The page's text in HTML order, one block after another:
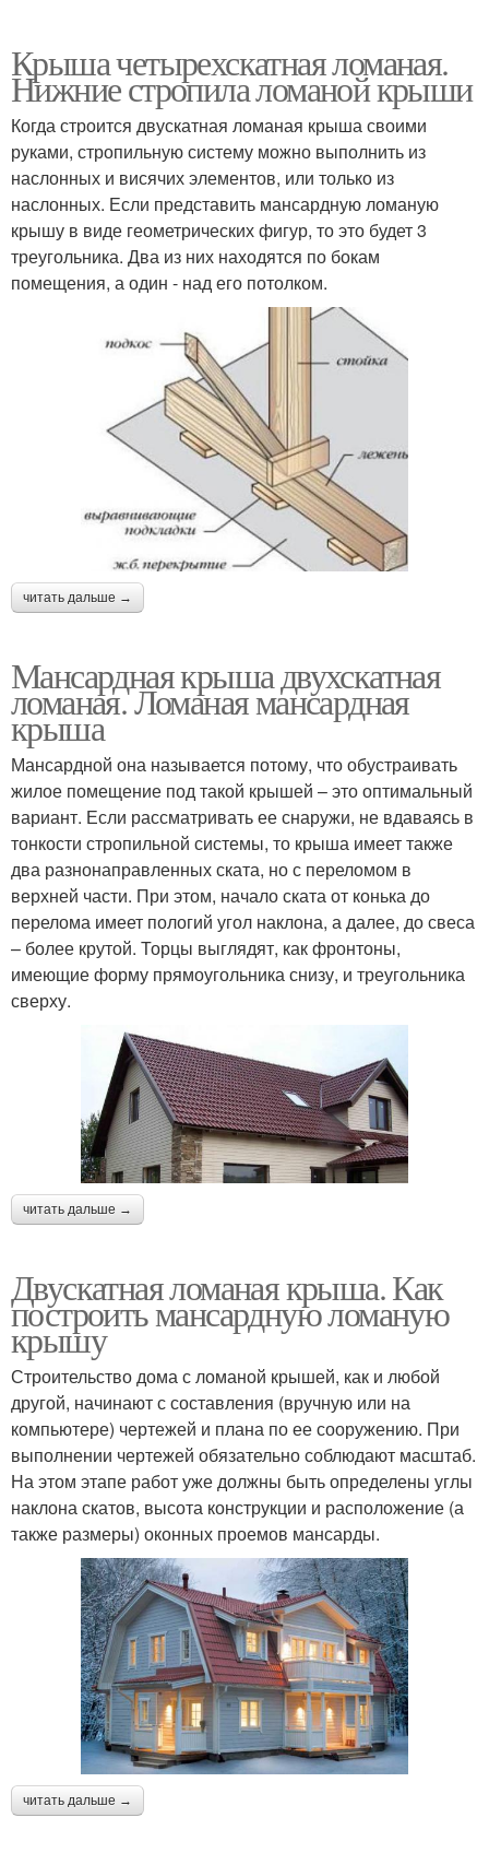
Крыша четырехскатная ломаная.
Нижние стропила ломаной крыши
Когда строится двускатная ломаная крыша своими
руками, стропильную систему можно выполнить из
наслонных и висячих элементов, или только из
наслонных. Если представить мансардную ломаную
крышу в виде геометрических фигур, то это будет 3
треугольника. Два из них находятся по бокам
помещения, а один - над его потолком.
читать дальше →
Мансардная крыша двухскатная
ломаная. Ломаная мансардная
крыша
Мансардной она называется потому, что обустраивать
жилое помещение под такой крышей – это оптимальный
вариант. Если рассматривать ее снаружи, не вдаваясь в
тонкости стропильной системы, то крыша имеет также
два разнонаправленных ската, но с переломом в
верхней части. При этом, начало ската от конька до
перелома имеет пологий угол наклона, а далее, до свеса
– более крутой. Торцы выглядят, как фронтоны,
имеющие форму прямоугольника снизу, и треугольника
сверху.
читать дальше →
Двускатная ломаная крыша. Как
построить мансардную ломаную
крышу
Строительство дома с ломаной крышей, как и любой
другой, начинают с составления (вручную или на
компьютере) чертежей и плана по ее сооружению. При
выполнении чертежей обязательно соблюдают масштаб.
На этом этапе работ уже должны быть определены углы
наклона скатов, высота конструкции и расположение (а
также размеры) оконных проемов мансарды.
читать дальше →